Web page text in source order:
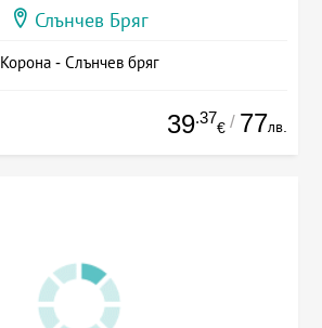
Слънчев Бряг
Корона - Слънчев бряг
39.37
€ / 77лв.